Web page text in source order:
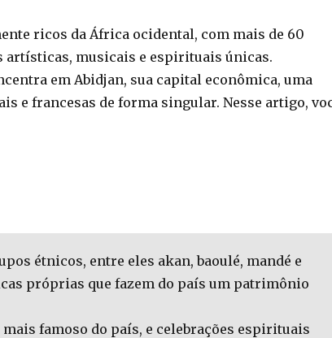
ricos da África ocidental, com mais de 60
artísticas, musicais e espirituais únicas.
em Abidjan, sua capital econômica, uma
e francesas de forma singular. Nesse artigo,
étnicos, entre eles akan, baoulé, mandé e
próprias que fazem do país um patrimônio
famoso do país, e celebrações espirituais